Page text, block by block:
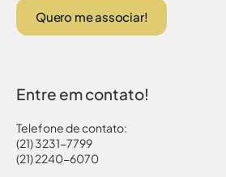
Quero me associar!
Entre em contato!
Telefone de contato:
(21) 3231-7799
(21) 2240-6070